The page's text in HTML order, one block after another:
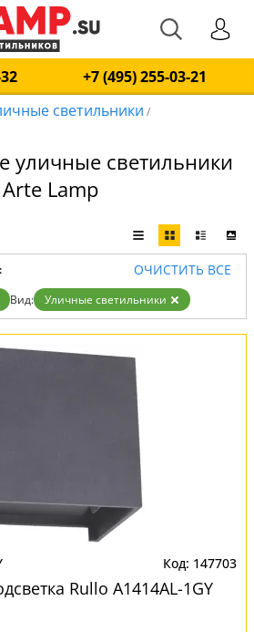
+7 (495) 255-03-21
светильники /
уличные светильники
Arte Lamp
ОЧИСТИТЬ ВСЕ
Вид: Уличные светильники
147703
Rullo A1414AL-1GY